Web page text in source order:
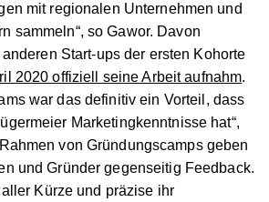
mit regionalen Unternehmen und
sammeln“, so Gawor. Davon
Start-ups der ersten Kohorte
2020 offiziell seine Arbeit aufnahm.
war das definitiv ein Vorteil, dass
Marketingkenntnisse hat“,
von Gründungscamps geben
und Gründer gegenseitig Feedback.
Kürze und präzise ihr